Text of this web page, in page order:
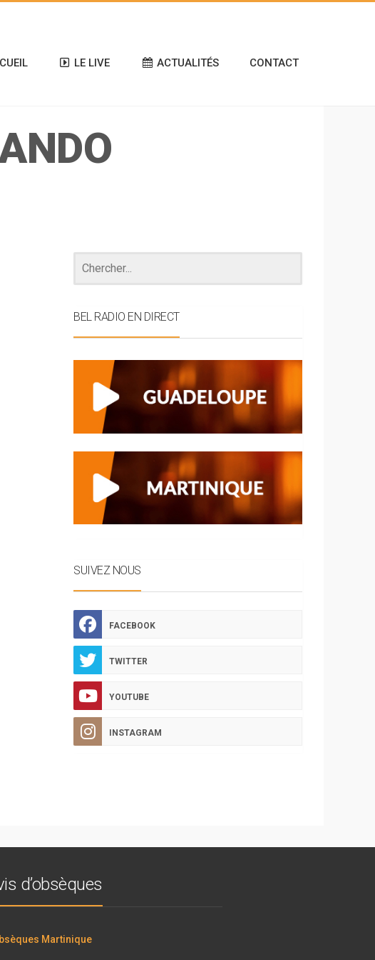
LE LIVE ACTUALITÉS CONTACT
BEL RADIO EN DIRECT
SUIVEZ NOUS
FACEBOOK
TWITTER
YOUTUBE
INSTAGRAM
d’obsèques
Martinique